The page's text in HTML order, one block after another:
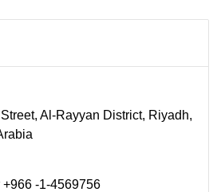
Al-Rayyan District, Riyadh,
-1-4569756